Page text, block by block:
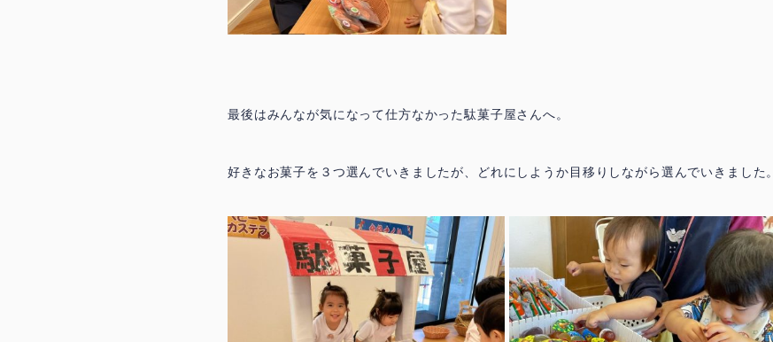
最後はみんなが気になって仕方なかった駄菓子屋さんへ。
好きなお菓子を３つ選んでいきましたが、どれにしようか目移りしながら選んでいきました。
鳩の子保育園の特色
▶
園での生活 ▶
代表挨拶 ▶ おしらせ ▶
ときわ園アクセス ▶ みずほ園アクセス ▶